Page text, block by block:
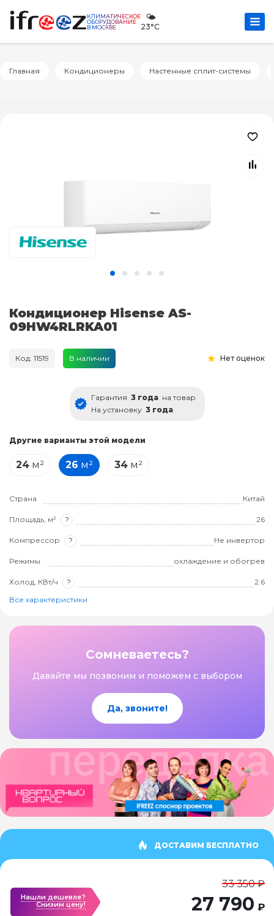
КЛИМАТИЧЕСКОЕ
ОБОРУДОВАНИЕ
В МОСКВЕ
🌤️
23°C
Главная Кондиционеры Настенные сплит-системы
Кондиционер Hisense AS-
09HW4RLRKA01
Код: 11519 В наличии Нет оценок
Гарантия 3 года на товар
На установку 3 года
Другие варианты этой модели
24 м² 26 м² 34 м²
Страна Китай
Площадь, м² ? 26
Компрессор ? Не инвертор
Режимы охлаждение и обогрев
Холод, КВт/ч ?
2.6
Все характеристики
Сомневаетесь?
Давайте мы позвоним и поможем с выбором
Да, звоните!
ДОСТАВИМ БЕСПЛАТНО
Нашли дешевле?
Cнизим цену!
33 350 ₽
27 790 ₽